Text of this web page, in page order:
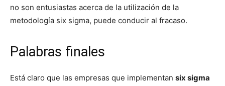
no son entusiastas acerca de la utilización de la
metodología six sigma, puede conducir al fracaso.
Palabras finales
Está claro que las empresas que implementan six sigma